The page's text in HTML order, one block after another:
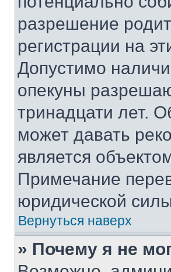
разрешение
регистрации на
Допустимо
опекуны
тринадцати лет.
может давать
является
Примечание
юридической
Вернуться наверх
» Почему я не